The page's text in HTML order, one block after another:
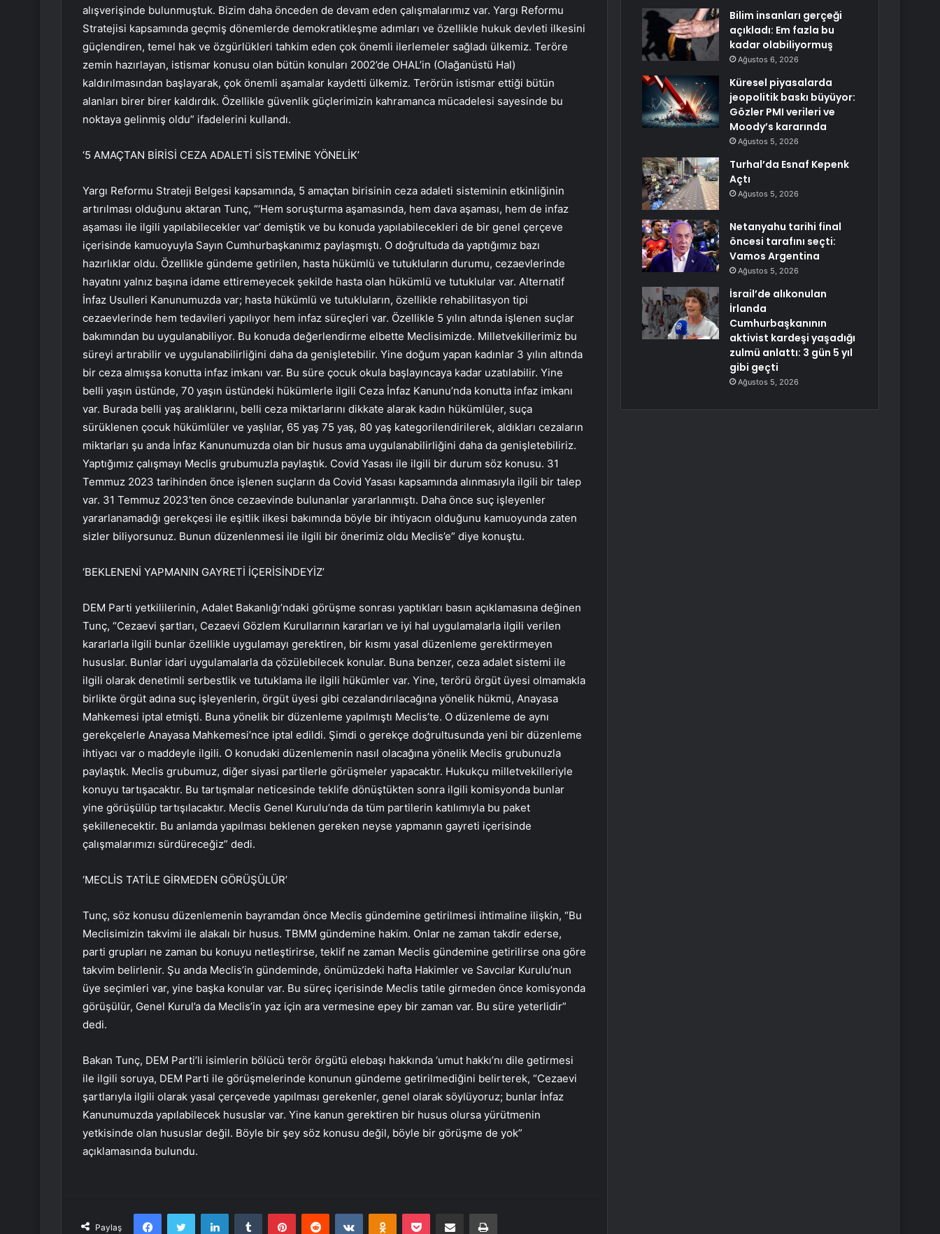
alışverişinde bulunmuştuk. Bizim daha önceden de devam eden çalışmalarımız var. Yargı Reformu
Stratejisi kapsamında geçmiş dönemlerde demokratikleşme adımları ve özellikle hukuk devleti ilkesini
güçlendiren, temel hak ve özgürlükleri tahkim eden çok önemli ilerlemeler sağladı ülkemiz. Teröre
zemin hazırlayan, istismar konusu olan bütün konuları 2002’de OHAL’in (Olağanüstü Hal)
kaldırılmasından başlayarak, çok önemli aşamalar kaydetti ülkemiz. Terörün istismar ettiği bütün
alanları birer birer kaldırdık. Özellikle güvenlik güçlerimizin kahramanca mücadelesi sayesinde bu
noktaya gelinmiş oldu” ifadelerini kullandı.
‘5 AMAÇTAN BİRİSİ CEZA ADALETİ SİSTEMİNE YÖNELİK’
Yargı Reformu Strateji Belgesi kapsamında, 5 amaçtan birisinin ceza adaleti sisteminin etkinliğinin
artırılması olduğunu aktaran Tunç, “‘Hem soruşturma aşamasında, hem dava aşaması, hem de infaz
aşaması ile ilgili yapılabilecekler var’ demiştik ve bu konuda yapılabilecekleri de bir genel çerçeve
içerisinde kamuoyuyla Sayın Cumhurbaşkanımız paylaşmıştı. O doğrultuda da yaptığımız bazı
hazırlıklar oldu. Özellikle gündeme getirilen, hasta hükümlü ve tutukluların durumu, cezaevlerinde
hayatını yalnız başına idame ettiremeyecek şekilde hasta olan hükümlü ve tutuklular var. Alternatif
İnfaz Usulleri Kanunumuzda var; hasta hükümlü ve tutukluların, özellikle rehabilitasyon tipi
cezaevlerinde hem tedavileri yapılıyor hem infaz süreçleri var. Özellikle 5 yılın altında işlenen suçlar
bakımından bu uygulanabiliyor. Bu konuda değerlendirme elbette Meclisimizde. Milletvekillerimiz bu
süreyi artırabilir ve uygulanabilirliğini daha da genişletebilir. Yine doğum yapan kadınlar 3 yılın altında
bir ceza almışsa konutta infaz imkanı var. Bu süre çocuk okula başlayıncaya kadar uzatılabilir. Yine
belli yaşın üstünde, 70 yaşın üstündeki hükümlerle ilgili Ceza İnfaz Kanunu’nda konutta infaz imkanı
var. Burada belli yaş aralıklarını, belli ceza miktarlarını dikkate alarak kadın hükümlüler, suça
sürüklenen çocuk hükümlüler ve yaşlılar, 65 yaş 75 yaş, 80 yaş kategorilendirilerek, aldıkları cezaların
miktarları şu anda İnfaz Kanunumuzda olan bir husus ama uygulanabilirliğini daha da genişletebiliriz.
Yaptığımız çalışmayı Meclis grubumuzla paylaştık. Covid Yasası ile ilgili bir durum söz konusu. 31
Temmuz 2023 tarihinden önce işlenen suçların da Covid Yasası kapsamında alınmasıyla ilgili bir talep
var. 31 Temmuz 2023’ten önce cezaevinde bulunanlar yararlanmıştı. Daha önce suç işleyenler
yararlanamadığı gerekçesi ile eşitlik ilkesi bakımında böyle bir ihtiyacın olduğunu kamuoyunda zaten
sizler biliyorsunuz. Bunun düzenlenmesi ile ilgili bir önerimiz oldu Meclis’e” diye konuştu.
‘BEKLENENİ YAPMANIN GAYRETİ İÇERİSİNDEYİZ’
DEM Parti yetkililerinin, Adalet Bakanlığı’ndaki görüşme sonrası yaptıkları basın açıklamasına değinen
Tunç, “Cezaevi şartları, Cezaevi Gözlem Kurullarının kararları ve iyi hal uygulamalarla ilgili verilen
kararlarla ilgili bunlar özellikle uygulamayı gerektiren, bir kısmı yasal düzenleme gerektirmeyen
hususlar. Bunlar idari uygulamalarla da çözülebilecek konular. Buna benzer, ceza adalet sistemi ile
ilgili olarak denetimli serbestlik ve tutuklama ile ilgili hükümler var. Yine, terörü örgüt üyesi olmamakla
birlikte örgüt adına suç işleyenlerin, örgüt üyesi gibi cezalandırılacağına yönelik hükmü, Anayasa
Mahkemesi iptal etmişti. Buna yönelik bir düzenleme yapılmıştı Meclis’te. O düzenleme de aynı
gerekçelerle Anayasa Mahkemesi’nce iptal edildi. Şimdi o gerekçe doğrultusunda yeni bir düzenleme
ihtiyacı var o maddeyle ilgili. O konudaki düzenlemenin nasıl olacağına yönelik Meclis grubunuzla
paylaştık. Meclis grubumuz, diğer siyasi partilerle görüşmeler yapacaktır. Hukukçu milletvekilleriyle
konuyu tartışacaktır. Bu tartışmalar neticesinde teklife dönüştükten sonra ilgili komisyonda bunlar
yine görüşülüp tartışılacaktır. Meclis Genel Kurulu’nda da tüm partilerin katılımıyla bu paket
şekillenecektir. Bu anlamda yapılması beklenen gereken neyse yapmanın gayreti içerisinde
çalışmalarımızı sürdüreceğiz” dedi.
‘MECLİS TATİLE GİRMEDEN GÖRÜŞÜLÜR’
Tunç, söz konusu düzenlemenin bayramdan önce Meclis gündemine getirilmesi ihtimaline ilişkin, “Bu
Meclisimizin takvimi ile alakalı bir husus. TBMM gündemine hakim. Onlar ne zaman takdir ederse,
parti grupları ne zaman bu konuyu netleştirirse, teklif ne zaman Meclis gündemine getirilirse ona göre
takvim belirlenir. Şu anda Meclis’in gündeminde, önümüzdeki hafta Hakimler ve Savcılar Kurulu’nun
üye seçimleri var, yine başka konular var. Bu süreç içerisinde Meclis tatile girmeden önce komisyonda
görüşülür, Genel Kurul’a da Meclis’in yaz için ara vermesine epey bir zaman var. Bu süre yeterlidir”
dedi.
Bakan Tunç, DEM Parti’li isimlerin bölücü terör örgütü elebaşı hakkında ‘umut hakkı’nı dile getirmesi
ile ilgili soruya, DEM Parti ile görüşmelerinde konunun gündeme getirilmediğini belirterek, “Cezaevi
şartlarıyla ilgili olarak yasal çerçevede yapılması gerekenler, genel olarak söylüyoruz; bunlar İnfaz
Kanunumuzda yapılabilecek hususlar var. Yine kanun gerektiren bir husus olursa yürütmenin
yetkisinde olan hususlar değil. Böyle bir şey söz konusu değil, böyle bir görüşme de yok”
açıklamasında bulundu.
Paylaş
FacebookTwitter LinkedInTumblr PinterestReddit VKontakteOdnoklassniki
Pocket E-Posta ile paylaş Yazdır
Bilim insanları gerçeği
açıkladı: Em fazla bu
kadar olabiliyormuş
Ağustos 6, 2026
Küresel piyasalarda
jeopolitik baskı büyüyor:
Gözler PMI verileri ve
Moody’s kararında
Ağustos 5, 2026
Turhal’da Esnaf Kepenk
Açtı
Ağustos 5, 2026
Netanyahu tarihi final
öncesi tarafını seçti:
Vamos Argentina
Ağustos 5, 2026
İsrail’de alıkonulan
İrlanda
Cumhurbaşkanının
aktivist kardeşi yaşadığı
zulmü anlattı: 3 gün 5 yıl
gibi geçti
Ağustos 5, 2026